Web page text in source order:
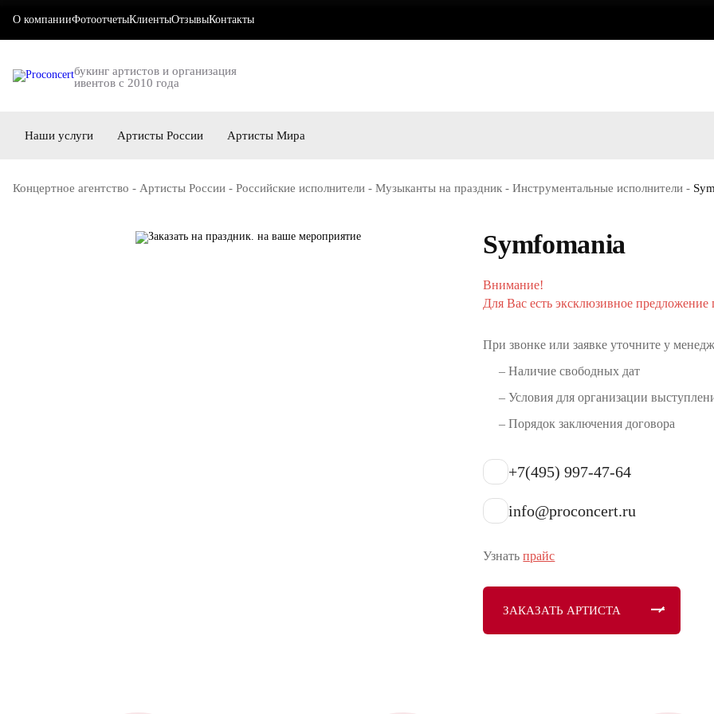
О компанииФотоотчетыКлиентыОтзывыКонтакты
букинг артистов и организация
ивентов с 2010 года
Наши услуги Артисты России Артисты Мира
Концертное агентство - Артисты России - Российские исполнители - Музыканты на праздник - Инструментальные исполнители -
Symfomania
Внимание!
Для Вас есть эксклюзивное
При звонке или заявке уточните у
– Наличие свободных дат
– Условия для организации
– Порядок заключения договора
+7(495) 997-47-64
info@proconcert.ru
Узнатьпрайс
ЗАКАЗАТЬ АРТИСТА